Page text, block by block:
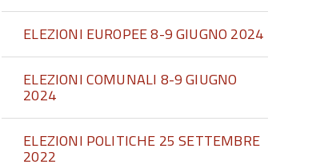
ELEZIONI EUROPEE 8-9 GIUGNO 2024
ELEZIONI COMUNALI 8-9 GIUGNO
2024
ELEZIONI POLITICHE 25 SETTEMBRE
2022